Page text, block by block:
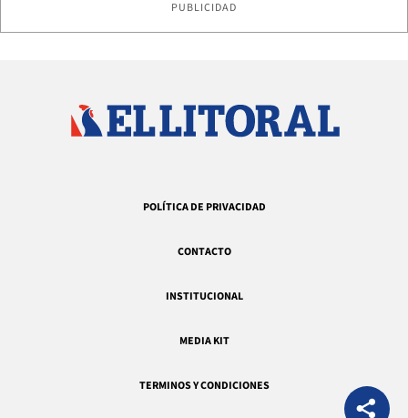
PUBLICIDAD
POLÍTICA DE PRIVACIDAD
CONTACTO
INSTITUCIONAL
MEDIA KIT
TERMINOS Y CONDICIONES